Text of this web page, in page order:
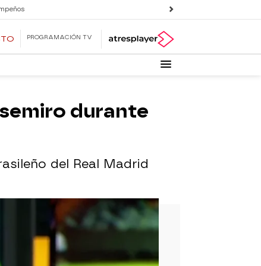
PROGRAMACIÓN TV
durante
del Real Madrid